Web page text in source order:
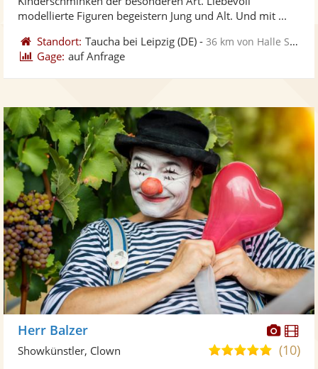
Sternen
modellierte Figuren begeistern Jung und Alt. Und mit ...
Standort: Taucha bei Leipzig (DE) -36 km von Halle Saale
Gage: auf Anfrage
Herr Balzer
5,0(10)
Showkünstler, Clown